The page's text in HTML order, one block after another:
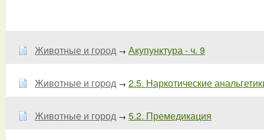
Животные и город → Акупунктура - ч. 9
Животные и город → 2.5. Наркотические
Животные и город → 5.2. Премедикация